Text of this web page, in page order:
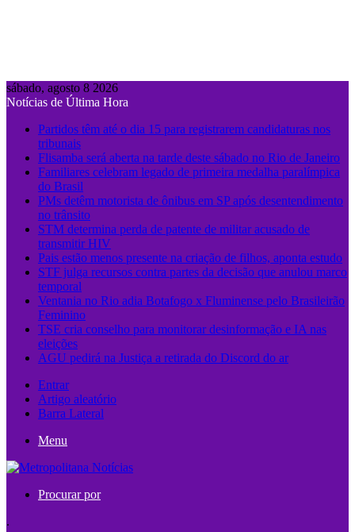
sábado, agosto 8 2026
Notícias de Última Hora
Partidos têm até o dia 15 para registrarem candidaturas nos
tribunais
Flisamba será aberta na tarde deste sábado no Rio de Janeiro
Familiares celebram legado de primeira medalha paralímpica
do Brasil
PMs detêm motorista de ônibus em SP após desentendimento
no trânsito
STM determina perda de patente de militar acusado de
transmitir HIV
Pais estão menos presente na criação de filhos, aponta estudo
STF julga recursos contra partes da decisão que anulou marco
temporal
Ventania no Rio adia Botafogo x Fluminense pelo Brasileirão
Feminino
TSE cria conselho para monitorar desinformação e IA nas
eleições
AGU pedirá na Justiça a retirada do Discord do ar
Entrar
Artigo aleatório
Barra Lateral
Menu
Procurar por
.